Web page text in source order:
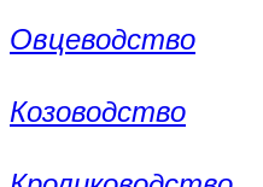
Овцеводство
Козоводство